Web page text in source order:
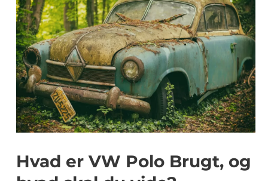
Hvad er VW Polo Brugt, og